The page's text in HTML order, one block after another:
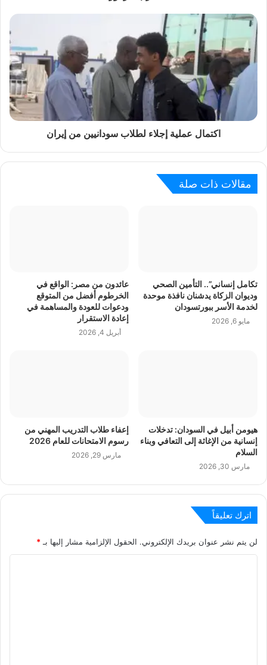
اكتمال عملية إجلاء لطلاب سودانيين من إيران
مقالات ذات صلة
تكامل إنساني”.. التأمين الصحي
وديوان الزكاة يدشنان نافذة موحدة
لخدمة الأسر ببورتسودان
مايو 6, 2026
عائدون من مصر: الواقع في
الخرطوم أفضل من المتوقع
ودعوات للعودة والمساهمة في
إعادة الاستقرار
أبريل 4, 2026
هيومن أبيل في السودان: تدخلات
إنسانية من الإغاثة إلى التعافي وبناء
السلام
مارس 30, 2026
إعفاء طلاب التدريب المهني من
رسوم الامتحانات للعام 2026
مارس 29, 2026
اترك تعليقاً
لن يتم نشر عنوان بريدك الإلكتروني. الحقول الإلزامية مشار إليها بـ*